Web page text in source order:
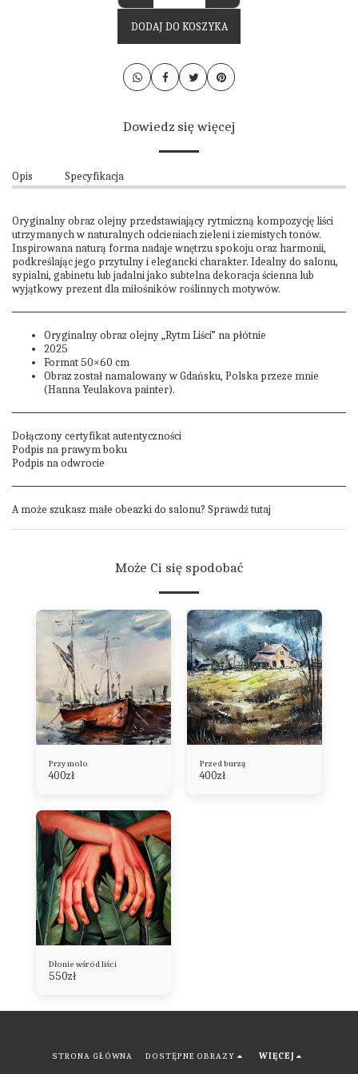
DODAJ DO KOSZYKA
Dowiedz się więcej
Opis Specyfikacja
Oryginalny obraz olejny przedstawiający rytmiczną kompozycję liści
utrzymanych w naturalnych odcieniach zieleni i ziemistych tonów.
Inspirowana naturą forma nadaje wnętrzu spokoju oraz harmonii,
podkreślając jego przytulny i elegancki charakter. Idealny do salonu,
sypialni, gabinetu lub jadalni jako subtelna dekoracja ścienna lub
wyjątkowy prezent dla miłośników roślinnych motywów.
Oryginalny obraz olejny „Rytm Liści” na płótnie
2025
Format 50×60 cm
Obraz został namalowany w Gdańsku, Polska przeze mnie
(Hanna Yeulakova painter).
Dołączony certyfikat autentyczności
Podpis na prawym boku
Podpis na odwrocie
A może szukasz małe obeazki do salonu? Sprawdźtutaj
Może Ci się spodobać
Przy molo
400zł
Przed burzą
400zł
Dłonie wśród liści
550zł
STRONA GŁÓWNA DOSTĘPNE OBRAZY WIĘCEJ